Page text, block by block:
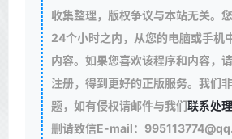
收集整理，版权争议与本站无关。
24个小时之内，从您的电脑或手机
内容。如果您喜欢该程序和内容，
注册，得到更好的正版服务。我们
题，如有侵权请邮件与我们联系处理
删请致信E-mail：